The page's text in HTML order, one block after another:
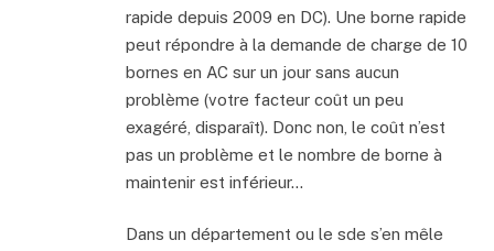
rapide depuis 2009 en DC). Une borne rapide
peut répondre à la demande de charge de 10
bornes en AC sur un jour sans aucun
problème (votre facteur coût un peu
exagéré, disparaît). Donc non, le coût n’est
pas un problème et le nombre de borne à
maintenir est inférieur…
Dans un département ou le sde s’en mêle